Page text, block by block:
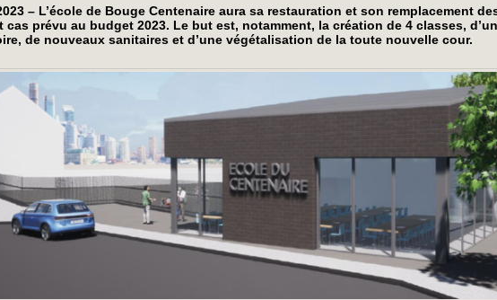
– L’école de Bouge Centenaire aura sa restauration et son remplacement
cas prévu au budget 2023. Le but est, notamment, la création de 4 classes,
de nouveaux sanitaires et d’une végétalisation de la toute nouvelle cour.